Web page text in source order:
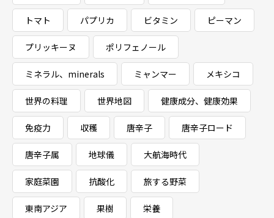
トマト パプリカ ビタミン ピーマン
プリッキーヌ ポリフェノール
ミネラル、minerals ミャンマー メキシコ
世界の料理 世界地図 健康成分、健康効果
免疫力 収穫 唐辛子 唐辛子ロード
唐辛子属 地球儀 大航海時代
家庭菜園 抗酸化 旅する野菜
東南アジア 果樹 栄養